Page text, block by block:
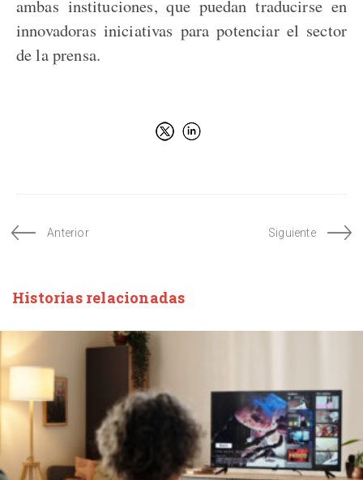
ambas instituciones, que puedan traducirse en
innovadoras iniciativas para potenciar el sector
de la prensa.
Anterior Siguiente
Historias relacionadas